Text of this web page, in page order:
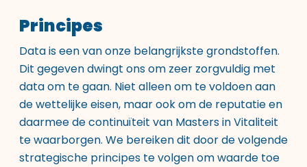
Principes
Data is een van onze belangrijkste grondstoffen.
Dit gegeven dwingt ons om zeer zorgvuldig met
data om te gaan. Niet alleen om te voldoen aan
de wettelijke eisen, maar ook om de reputatie en
daarmee de continuïteit van Masters in Vitaliteit
te waarborgen. We bereiken dit door de volgende
strategische principes te volgen om waarde toe